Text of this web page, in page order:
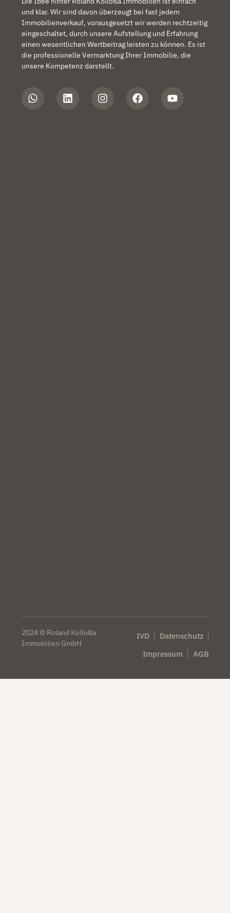
und klar. Wir sind davon überzeugt bei fast jedem
Immobilienverkauf, vorausgesetzt wir werden rechtzeitig
eingeschaltet, durch unsere Aufstellung und Erfahrung
einen wesentlichen Wertbeitrag leisten zu können. Es ist
die professionelle Vermarktung Ihrer Immobilie, die
unsere Kompetenz darstellt.
2024 © Roland Kolloßa
Immobilien GmbH
IVD
Datenschutz
Impressum
AGB